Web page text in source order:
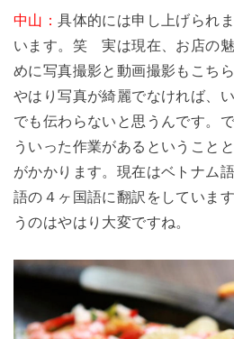
中山：具体的には申し上げられ
います。笑 実は現在、お店の
めに写真撮影と動画撮影もこち
やはり写真が綺麗でなければ、
でも伝わらないと思うんです。
ういった作業があるということ
がかかります。現在はベトナム
語の４ヶ国語に翻訳をしていま
うのはやはり大変ですね。